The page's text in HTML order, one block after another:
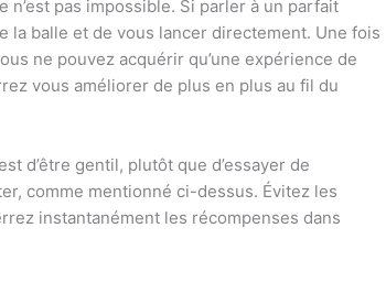
pas impossible. Si parler à un parfait
la balle et de vous lancer directement. Une fois
ne pouvez acquérir qu’une expérience de
vous améliorer de plus en plus au fil du
d’être gentil, plutôt que d’essayer de
comme mentionné ci-dessus. Évitez les
instantanément les récompenses dans